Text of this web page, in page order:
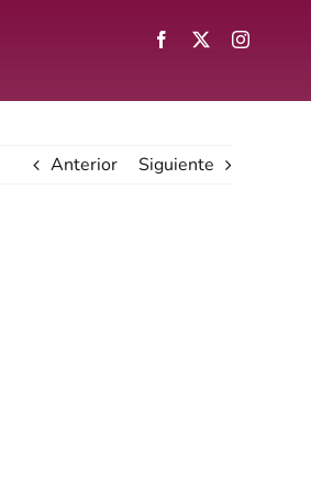
Anterior Siguiente